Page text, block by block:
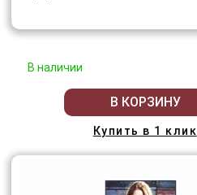
В наличии
В КОРЗИНУ
Купить в 1 клик